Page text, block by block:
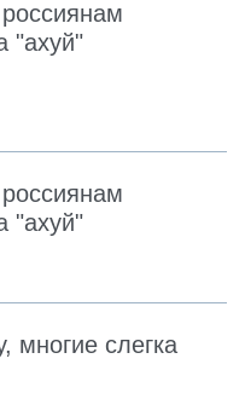
"ахуй"
"ахуй"
многие слегка